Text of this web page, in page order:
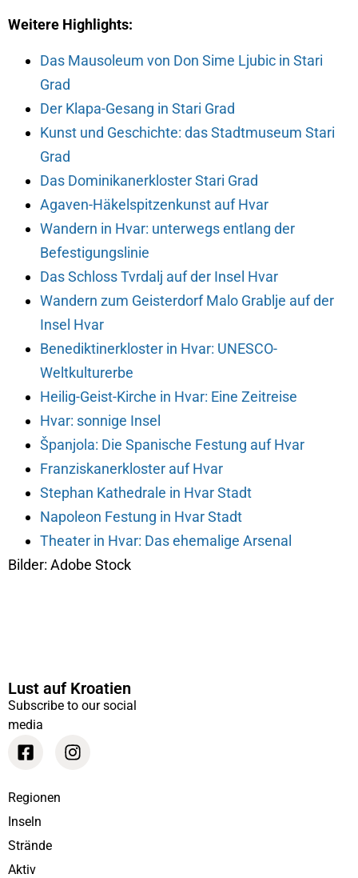
Weitere Highlights:
Das Mausoleum von Don Sime Ljubic in Stari
Grad
Der Klapa-Gesang in Stari Grad
Kunst und Geschichte: das Stadtmuseum Stari
Grad
Das Dominikanerkloster Stari Grad
Agaven-Häkelspitzenkunst auf Hvar
Wandern in Hvar: unterwegs entlang der
Befestigungslinie
Das Schloss Tvrdalj auf der Insel Hvar
Wandern zum Geisterdorf Malo Grablje auf der
Insel Hvar
Benediktinerkloster in Hvar: UNESCO-
Weltkulturerbe
Heilig-Geist-Kirche in Hvar: Eine Zeitreise
Hvar: sonnige Insel
Španjola: Die Spanische Festung auf Hvar
Franziskanerkloster auf Hvar
Stephan Kathedrale in Hvar Stadt
Napoleon Festung in Hvar Stadt
Theater in Hvar: Das ehemalige Arsenal
Bilder: Adobe Stock
Lust auf Kroatien
Subscribe to our social
media
Regionen
Inseln
Strände
Aktiv